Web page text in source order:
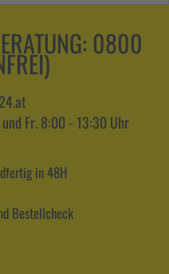
0800
Fr. 8:00 - 13:30 Uhr
in 48H
Bestellcheck